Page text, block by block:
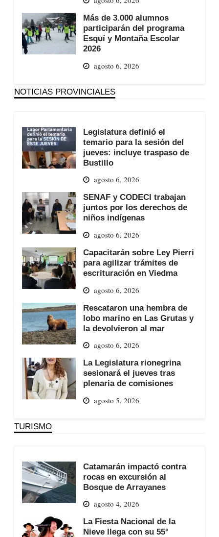
Más de 3.000 alumnos
participarán del programa
Esquí y Montaña Escolar
2026
agosto 6, 2026
NOTICIAS PROVINCIALES
Legislatura definió el
temario para la sesión del
jueves: incluye traspaso de
Bustillo
agosto 6, 2026
SENAF y CODECI trabajan
juntos por los derechos de
niños indígenas
agosto 6, 2026
Capacitarán sobre Ley Pierri
para agilizar trámites de
escrituración en Viedma
agosto 6, 2026
Rescataron una hembra de
lobo marino en Las Grutas y
la devolvieron al mar
agosto 6, 2026
La Legislatura rionegrina
sesionará el jueves tras
plenaria de comisiones
agosto 5, 2026
TURISMO
Catamarán impactó contra
rocas en excursión al
Bosque de Arrayanes
agosto 4, 2026
La Fiesta Nacional de la
Nieve llega con su 55°